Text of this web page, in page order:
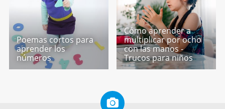
Poemas cortos para
aprender los
números
Cómo aprender a
multiplicar por ocho
con las manos -
Trucos para niños